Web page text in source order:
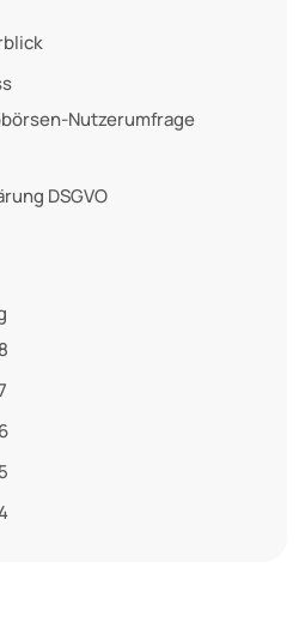
Nutzerumfrage
DSGVO